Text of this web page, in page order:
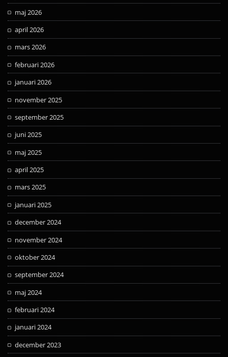
maj 2026
april 2026
mars 2026
februari 2026
januari 2026
november 2025
september 2025
juni 2025
maj 2025
april 2025
mars 2025
januari 2025
december 2024
november 2024
oktober 2024
september 2024
maj 2024
februari 2024
januari 2024
december 2023